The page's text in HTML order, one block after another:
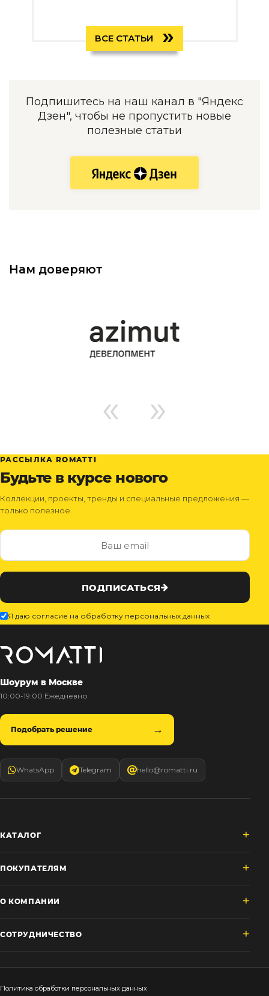
ВСЕ СТАТЬИ »
Подпишитесь на наш канал в "Яндекс
Дзен", чтобы не пропустить новые
полезные статьи
Нам доверяют
« »
РАССЫЛКА ROMATTI
Будьте в курсе нового
Коллекции, проекты, тренды и специальные предложения —
только полезное.
ПОДПИСАТЬСЯ
Я даю согласие на обработку персональных данных
Шоурум в Москве
10:00-19:00 Ежедневно
Подобрать решение
WhatsApp Telegram hello@romatti.ru
КАТАЛОГ
ПОКУПАТЕЛЯМ
О КОМПАНИИ
СОТРУДНИЧЕСТВО
Политика обработки персональных данных